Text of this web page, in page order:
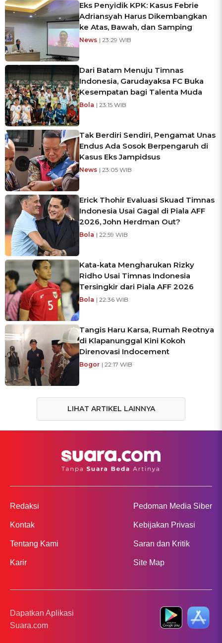
Eks Penyidik KPK: Kasus Febrie
Adriansyah Harus Dikembangkan
ke Atas, Bawah, dan Samping
News | 23:29 WIB
Dari Batam Menuju Timnas
Indonesia, Garudayaksa FC Buka
Kesempatan bagi Talenta Muda
Bola | 23:15 WIB
Tak Berdiri Sendiri, Pengamat Unas
Endus Ada Sosok Berpengaruh di
Kasus Eks Jampidsus
News | 23:05 WIB
Erick Thohir Evaluasi Skuad Timnas
Indonesia Usai Gagal di Piala AFF
2026, John Herdman Out?
Bola | 22:59 WIB
Kata-kata Mengharukan Rizky
Ridho Usai Timnas Indonesia
Tersingkir dari Piala AFF 2026
Bola | 22:36 WIB
Tangis Haru Karsa, Rumah Reotnya
di Klapanunggal Kini Kokoh
Direnovasi Indocement
Bogor | 22:17 WIB
LIHAT ARTIKEL LAINNYA
Redaksi
Kontak
Tentang Kami
Karir
Pedoman Media Siber
Kebijakan Privasi
Saran dan Kritik
Site Map
Dapatkan Aplikasi
Suara.com